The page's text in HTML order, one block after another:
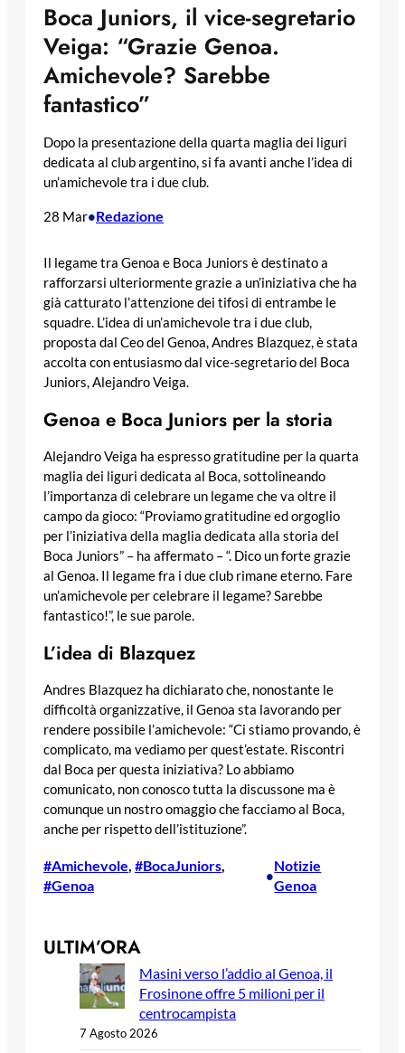
Boca Juniors, il vice-segretario
Veiga: “Grazie Genoa.
Amichevole? Sarebbe
fantastico”
Dopo la presentazione della quarta maglia dei liguri
dedicata al club argentino, si fa avanti anche l’idea di
un’amichevole tra i due club.
28 Mar•Redazione
Il legame tra Genoa e Boca Juniors è destinato a
rafforzarsi ulteriormente grazie a un’iniziativa che ha
già catturato l’attenzione dei tifosi di entrambe le
squadre. L’idea di un’amichevole tra i due club,
proposta dal Ceo del Genoa, Andres Blazquez, è stata
accolta con entusiasmo dal vice-segretario del Boca
Juniors, Alejandro Veiga.
Genoa e Boca Juniors per la storia
Alejandro Veiga ha espresso gratitudine per la quarta
maglia dei liguri dedicata al Boca, sottolineando
l’importanza di celebrare un legame che va oltre il
campo da gioco: “Proviamo gratitudine ed orgoglio
per l’iniziativa della maglia dedicata alla storia del
Boca Juniors” – ha affermato – “. Dico un forte grazie
al Genoa. Il legame fra i due club rimane eterno. Fare
un’amichevole per celebrare il legame? Sarebbe
fantastico!”, le sue parole.
L’idea di Blazquez
Andres Blazquez ha dichiarato che, nonostante le
difficoltà organizzative, il Genoa sta lavorando per
rendere possibile l’amichevole: “Ci stiamo provando, è
complicato, ma vediamo per quest’estate. Riscontri
dal Boca per questa iniziativa? Lo abbiamo
comunicato, non conosco tutta la discussone ma è
comunque un nostro omaggio che facciamo al Boca,
anche per rispetto dell’istituzione”.
#Amichevole, #BocaJuniors
#Genoa
•
Notizie
Genoa
ULTIM’ORA
Masini verso l’addio al Genoa, il
Frosinone offre 5 milioni per il
centrocampista
7 Agosto 2026